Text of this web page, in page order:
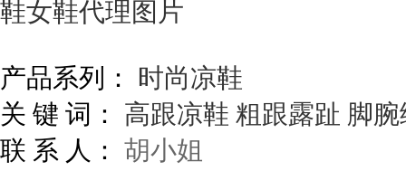
产品系列：
时尚凉鞋
关 键 词：
高跟凉鞋 粗跟露趾 脚
联 系 人： 胡小姐